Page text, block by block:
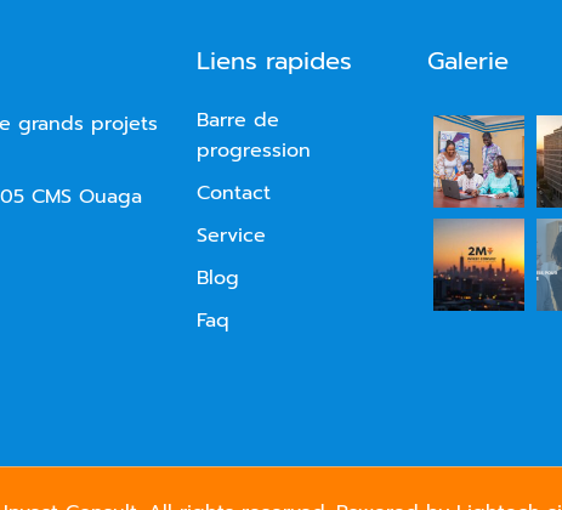
grands projets
CMS Ouaga
Liens rapides
Barre de
progression
Contact
Service
Blog
Faq
Galerie